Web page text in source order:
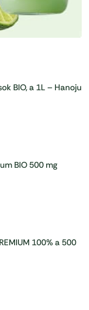
BIO, a 1L – Hanoju
BIO 500 mg
tbl – Hanoju
100% a 500